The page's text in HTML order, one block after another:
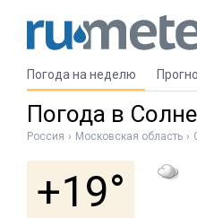
Погода на неделю
Погода в
Россия Московская область
+19°